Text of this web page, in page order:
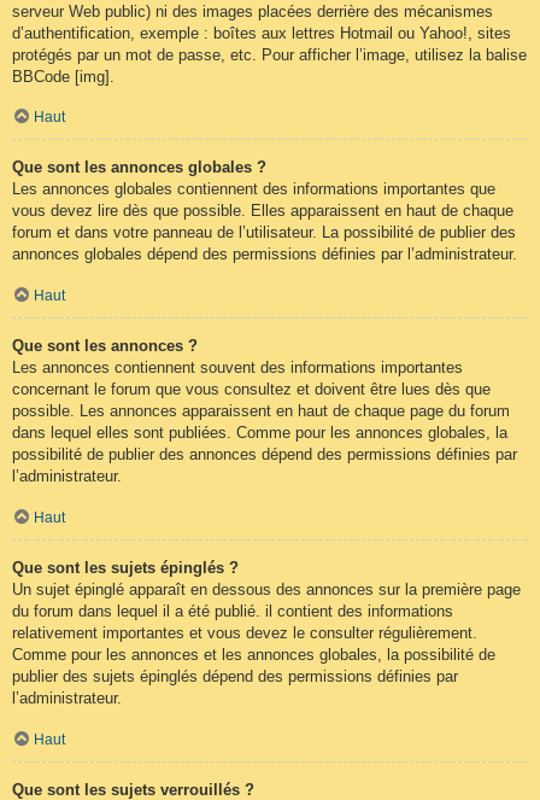
serveur Web public) ni des images placées derrière des mécanismes
d’authentification, exemple : boîtes aux lettres Hotmail ou Yahoo!, sites
protégés par un mot de passe, etc. Pour afficher l’image, utilisez la balise
BBCode [img].
Haut
Que sont les annonces globales ?
Les annonces globales contiennent des informations importantes que
vous devez lire dès que possible. Elles apparaissent en haut de chaque
forum et dans votre panneau de l’utilisateur. La possibilité de publier des
annonces globales dépend des permissions définies par l’administrateur.
Haut
Que sont les annonces ?
Les annonces contiennent souvent des informations importantes
concernant le forum que vous consultez et doivent être lues dès que
possible. Les annonces apparaissent en haut de chaque page du forum
dans lequel elles sont publiées. Comme pour les annonces globales, la
possibilité de publier des annonces dépend des permissions définies par
l’administrateur.
Haut
Que sont les sujets épinglés ?
Un sujet épinglé apparaît en dessous des annonces sur la première page
du forum dans lequel il a été publié. il contient des informations
relativement importantes et vous devez le consulter régulièrement.
Comme pour les annonces et les annonces globales, la possibilité de
publier des sujets épinglés dépend des permissions définies par
l’administrateur.
Haut
Que sont les sujets verrouillés ?